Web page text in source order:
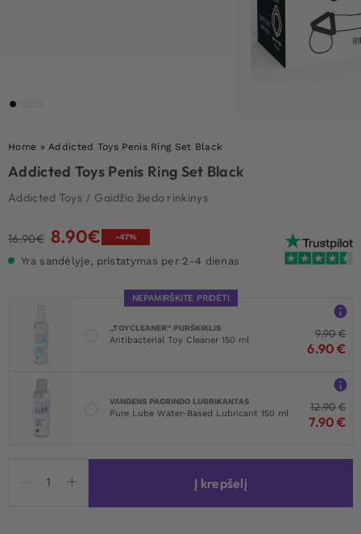
Home » Addicted Toys Penis Ring Set Black
Addicted Toys Penis Ring Set Black
Addicted Toys / Gaidžio žiedo rinkinys
16.90€ Original
was:
8.90€ Current
8.90€.
-47%
Yra sandėlyje, pristatymas per 2-4 dienas
NEPAMIRŠKITE PRIDĖTI
„TOYCLEANER“ PURŠKIKLIS
Antibacterial Toy Cleaner 150 ml
9.90€
6.90 €
VANDENS PAGRINDO LUBRIKANTAS
Pure Lube Water-Based Lubricant 150 ml
12.90€
7.90 €
kiekis:
Addicted
Į krepšelį